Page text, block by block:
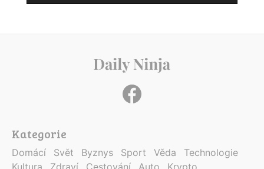
Kategorie
Domácí Svět Byznys Sport Věda
Technologie